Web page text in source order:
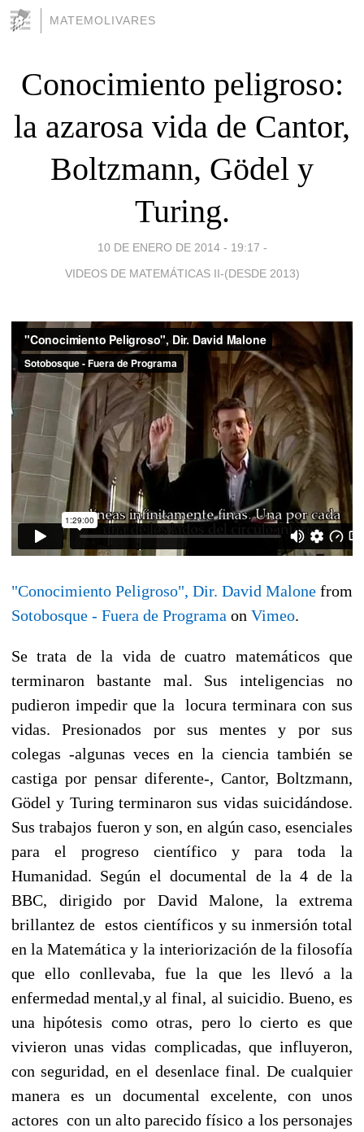
MATEMOLIVARES
Conocimiento peligroso:
la azarosa vida de Cantor,
Boltzmann, Gödel y
Turing.
10 DE ENERO DE 2014 - 19:17 -
VIDEOS DE MATEMÁTICAS II-(DESDE 2013)
"Conocimiento Peligroso", Dir. David Malone from
Sotobosque - Fuera de Programa on Vimeo.
Se trata de la vida de cuatro matemáticos que
terminaron bastante mal. Sus inteligencias no
pudieron impedir que la locura terminara con sus
vidas. Presionados por sus mentes y por sus
colegas -algunas veces en la ciencia también se
castiga por pensar diferente-, Cantor, Boltzmann,
Gödel y Turing terminaron sus vidas suicidándose.
Sus trabajos fueron y son, en algún caso, esenciales
para el progreso científico y para toda la
Humanidad. Según el documental de la 4 de la
BBC, dirigido por David Malone, la extrema
brillantez de estos científicos y su inmersión total
en la Matemática y la interiorización de la filosofía
que ello conllevaba, fue la que les llevó a la
enfermedad mental,y al final, al suicidio. Bueno, es
una hipótesis como otras, pero lo cierto es que
vivieron unas vidas complicadas, que influyeron,
con seguridad, en el desenlace final. De cualquier
manera es un documental excelente, con unos
actores con un alto parecido físico a los personajes